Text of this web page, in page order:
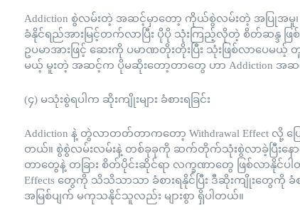
Addiction စွဲလမ်းတဲ့ အဆင့်မှာတော့ ကိုယ်စွဲလမ်းတဲ့ အပြုအမူ၊
ခံနိုင်ရည်အားမြင့်တက်လာပြီး ပိုပို သုံးကြည့်လိုတဲ့ စိတ်ဆန္ဒ
ဥပမာအားဖြင့် ဆေးကို ပမာဏတိုးတိုးပြီး သုံးဖြစ်လာပ
မယ့် မူးတဲ့ အဆင့်က ပိုမဆိုးတော့တာတွေ ဟာ Addiction အဆင့်
(၄) မသုံးစွဲရပါက ဆိုးကျိုးများ ခံစားရခြင်း
Addiction နဲ့ တွဲလာတတ်တာကတော့ Withdrawal Effect
တယ်။ စွဲစွဲလမ်းလမ်းနဲ့ တစ်ခုခုကို ဆက်တိုက်သုံးစွဲလာခဲ့ပြီး
တာတွေနဲ့ တခြား စိတ်ပိုင်းဆိုင်ရာ လက္ခဏာတွေ ဖြစ်လာနိုင်ပါတ
Effects တွေကို သိသိသာသာ ခံစားရနိုင်ပြီး ဒီဆိုးကျိုးတွေ
အမြစ်ပျက် မကုသနိုင်သူလည်း များစွာ ရှိပါတယ်။